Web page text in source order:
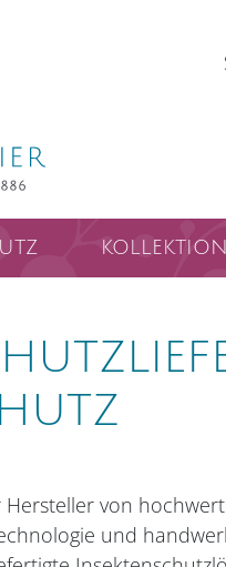
KOLLEKTION
von
und